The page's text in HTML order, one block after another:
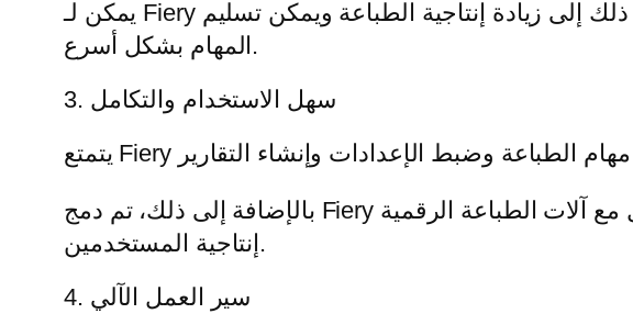
يمكن لـ Fiery التعامل مع الملفات الرسومية المعقدة ومهام الطباعة الكبيرة بسهولة. يؤدي ذلك إلى زيادة إنتاجية الطباعة ويمكن تسليم
المهام بشكل أسرع.
3. سهل الاستخدام والتكامل
بالإضافة إلى ذلك، تم دمج Fiery بالكامل مع آلات الطباعة الرقمية Konica Minolta. يعمل هذا التكامل على تحسين عمليات الطباعة وزيادة
إنتاجية المستخدمين.
4. سير العمل الآلي